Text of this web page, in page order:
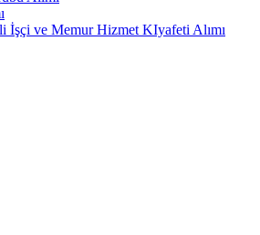
İşçi ve Memur Hizmet KIyafeti Alımı